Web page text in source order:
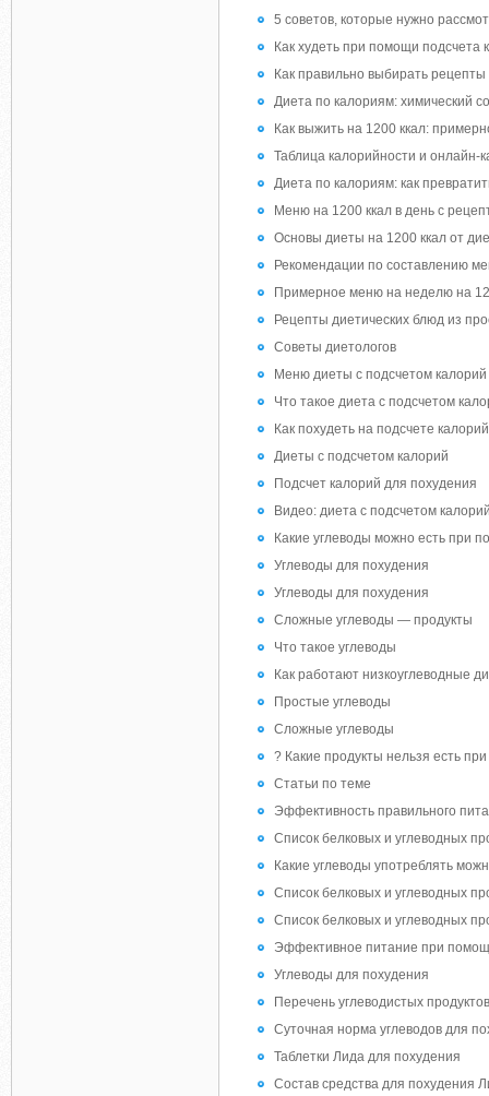
5 советов, которые нужно
Как худеть при помощи подсчета
Как правильно выбирать
Диета по калориям: химический
Как выжить на 1200 ккал:
Таблица калорийности и онлайн-
Диета по калориям: как
Меню на 1200 ккал в день с
Основы диеты на 1200 ккал от
Рекомендации по составлению
Примерное меню на неделю на
Рецепты диетических блюд из
Советы диетологов
Меню диеты с подсчетом
Что такое диета с подсчетом
Как похудеть на подсчете калорий
Диеты с подсчетом калорий
Подсчет калорий для похудения
Видео: диета с подсчетом
Какие углеводы можно есть при
Углеводы для похудения
Углеводы для похудения
Сложные углеводы — продукты
Что такое углеводы
Как работают низкоуглеводные
Простые углеводы
Сложные углеводы
? Какие продукты нельзя есть
Статьи по теме
Эффективность правильного
Список белковых и углеводных
Какие углеводы употреблять
Список белковых и углеводных
Список белковых и углеводных
Эффективное питание при
Углеводы для похудения
Перечень углеводистых продуктов
Суточная норма углеводов для
Таблетки Лида для похудения
Состав средства для похудения